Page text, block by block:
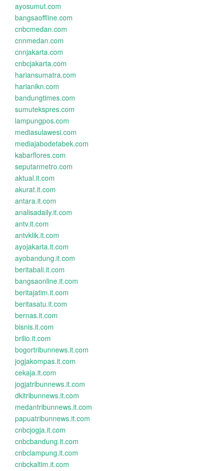
ayosumut.com
bangsaoffline.com
cnbcmedan.com
cnnmedan.com
cnnjakarta.com
cnbcjakarta.com
hariansumatra.com
harianikn.com
bandungtimes.com
sumutekspres.com
lampungpos.com
mediasulawesi.com
mediajabodetabek.com
kabarflores.com
seputarmetro.com
aktual.it.com
akurat.it.com
antara.it.com
analisadaily.it.com
antv.it.com
antvklik.it.com
ayojakarta.it.com
ayobandung.it.com
beritabali.it.com
bangsaonline.it.com
beritajatim.it.com
beritasatu.it.com
bernas.it.com
bisnis.it.com
brilio.it.com
bogortribunnews.it.com
jogjakompas.it.com
cekaja.it.com
jogjatribunnews.it.com
dkitribunnews.it.com
medantribunnews.it.com
papuatribunnews.it.com
cnbcjogja.it.com
cnbcbandung.it.com
cnbclampung.it.com
cnbckaltim.it.com